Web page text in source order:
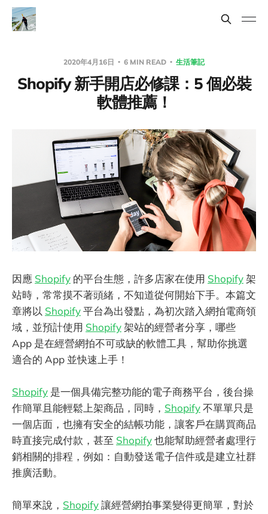
2020年4月16日 6 MIN READ 生活筆記
Shopify 新手開店必修課：5 個必裝
軟體推薦！
因應 Shopify 的平台生態，許多店家在使用 Shopify架
站時，常常摸不著頭緒，不知道從何開始下手。本篇文
章將以 Shopify平台為出發點，為初次踏入網拍電商領
域，並預計使用 Shopify架站的經營者分享，哪些
App 是在經營網拍不可或缺的軟體工具，幫助你挑選
適合的 App 並快速上手！
Shopify 是一個具備完整功能的電子商務平台，後台操
作簡單且能輕鬆上架商品，同時， Shopify不單單只是
一個店面，也擁有安全的結帳功能，讓客戶在購買商品
時直接完成付款，甚至 Shopify也能幫助經營者處理行
銷相關的排程，例如：自動發送電子信件或是建立社群
推廣活動。
簡單來說， Shopify讓經營網拍事業變得更簡單，對於